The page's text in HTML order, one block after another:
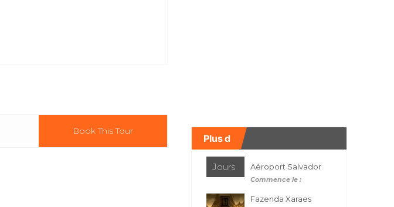
Book This Tour
Plus d
Jours Aéroport Salvador
Commence le :
Fazenda Xaraes